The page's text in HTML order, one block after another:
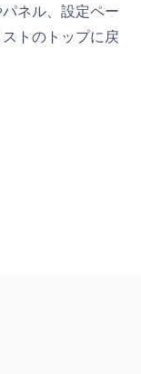
ネル、設定ペー
トのトップに戻